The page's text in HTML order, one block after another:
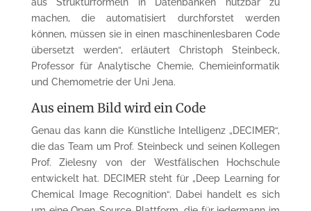
machen, die automatisiert durchforstet werden
können, müssen sie in einen maschinenlesbaren Code
übersetzt werden“, erläutert Christoph Steinbeck,
Professor für Analytische Chemie, Chemieinformatik
und Chemometrie der Uni Jena.
Aus einem Bild wird ein Code
Genau das kann die Künstliche Intelligenz „DECIMER“,
die das Team um Prof. Steinbeck und seinen Kollegen
Prof. Zielesny von der Westfälischen Hochschule
entwickelt hat. DECIMER steht für „Deep Learning for
Chemical Image Recognition“. Dabei handelt es sich